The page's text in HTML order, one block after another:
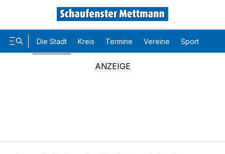
Die Stadt Kreis Termine Vereine Sport